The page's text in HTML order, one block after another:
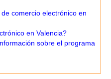
comercio electrónico en
en Valencia?
sobre el programa